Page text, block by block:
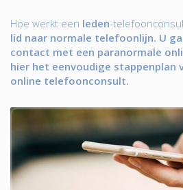
Hoe werkt een leden-
lid naar normale telefoonlijn. U
contact met een paranormale
hier het eenvoudige stappenplan
online telefoonconsult.